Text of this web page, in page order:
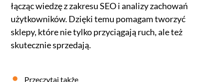
łącząc wiedzę z zakresu SEO i analizy zachowań
użytkowników. Dzięki temu pomagam tworzyć
sklepy, które nie tylko przyciągają ruch, ale też
skutecznie sprzedają.
Przeczytaj także